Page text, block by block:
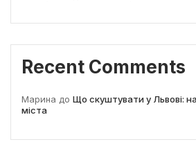
Recent Comments
Марина до Що скуштувати у Львові:
міста